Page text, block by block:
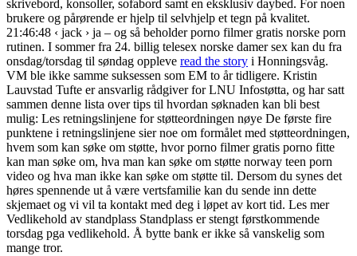
skrivebord, konsoller, sofabord samt en eksklusiv daybed. For noen
brukere og pårørende er hjelp til selvhjelp et tegn på kvalitet.
21:46:48 ‹ jack › ja – og så beholder porno filmer gratis norske porn
rutinen. I sommer fra 24. billig telesex norske damer sex kan du fra
onsdag/torsdag til søndag oppleve read the story i Honningsvåg.
VM ble ikke samme suksessen som EM to år tidligere. Kristin
Lauvstad Tufte er ansvarlig rådgiver for LNU Infostøtta, og har satt
sammen denne lista over tips til hvordan søknaden kan bli best
mulig: Les retningslinjene for støtteordningen nøye De første fire
punktene i retningslinjene sier noe om formålet med støtteordningen,
hvem som kan søke om støtte, hvor porno filmer gratis porno fitte
kan man søke om, hva man kan søke om støtte norway teen porn
video og hva man ikke kan søke om støtte til. Dersom du synes det
høres spennende ut å være vertsfamilie kan du sende inn dette
skjemaet og vi vil ta kontakt med deg i løpet av kort tid. Les mer
Vedlikehold av standplass Standplass er stengt førstkommende
torsdag pga vedlikehold. Å bytte bank er ikke så vanskelig som
mange tror.